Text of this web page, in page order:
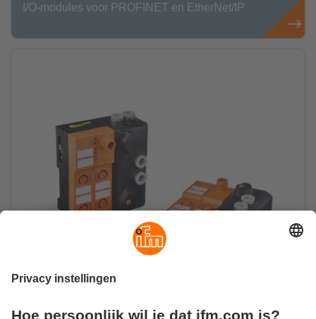
I/O-modules voor PROFINET en EtherNet/IP